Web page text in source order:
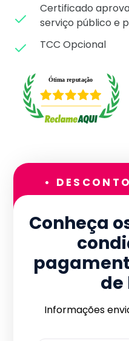
Certificado
serviço público e
TCC Opcional
•
Conheça
de
Informações